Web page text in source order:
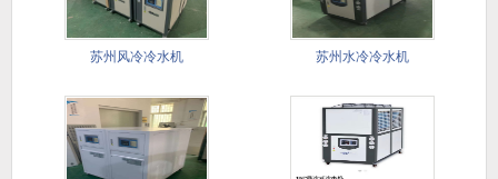
苏州风冷冷水机 苏州水冷冷水机